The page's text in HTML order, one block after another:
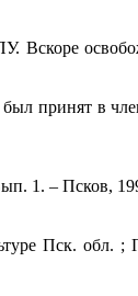
Вскоре
принят в
1. – Псков,
Пск. обл. ;